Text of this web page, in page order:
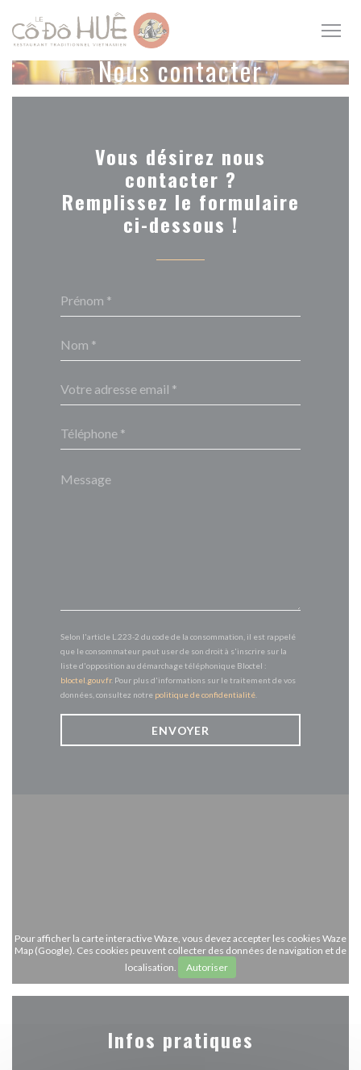
Personnalisation de vos choix en matière de cookies
Nous contacter
Vous désirez nous
contacter ?
Remplissez le formulaire
ci-dessous !
Selon l'article L.223-2 du code de la consommation, il est rappelé
que le consommateur peut user de son droit à s'inscrire sur la
liste d'opposition au démarchage téléphonique Bloctel :
bloctel.gouv.fr. Pour plus d'informations sur le traitement de vos
données, consultez notre politique de confidentialité
Pour afficher la carte interactive Waze, vous devez accepter les cookies Waze
Map (Google). Ces cookies peuvent collecter des données de navigation et de
localisation.
Autoriser
Infos pratiques